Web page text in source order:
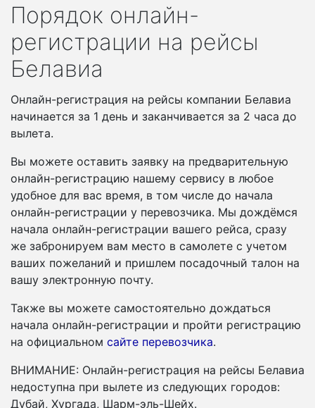
Порядок онлайн-
регистрации на рейсы
Белавиа
Онлайн-регистрация на рейсы компании Белавиа
начинается за 1 день и заканчивается за 2 часа до
вылета.
Вы можете оставить заявку на предварительную
онлайн-регистрацию нашему сервису в любое
удобное для вас время, в том числе до начала
онлайн-регистрации у перевозчика. Мы дождёмся
начала онлайн-регистрации вашего рейса, сразу
же забронируем вам место в самолете с учетом
ваших пожеланий и пришлем посадочный талон на
вашу электронную почту.
Также вы можете самостоятельно дождаться
начала онлайн-регистрации и пройти регистрацию
на официальном сайте перевозчика.
ВНИМАНИЕ: Онлайн-регистрация на рейсы Белавиа
недоступна при вылете из следующих городов:
Дубай, Хургада, Шарм-эль-Шейх.